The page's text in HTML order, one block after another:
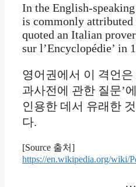
In the English-
is commonly
quoted an Italian
sur l’Encyclopédie’ in
영어권에서 이 격언은
과사전에 관한 질문’
인용한 데서 유래한
다.
[Source 출처]
https://en.wikipedia.org/wiki/
…